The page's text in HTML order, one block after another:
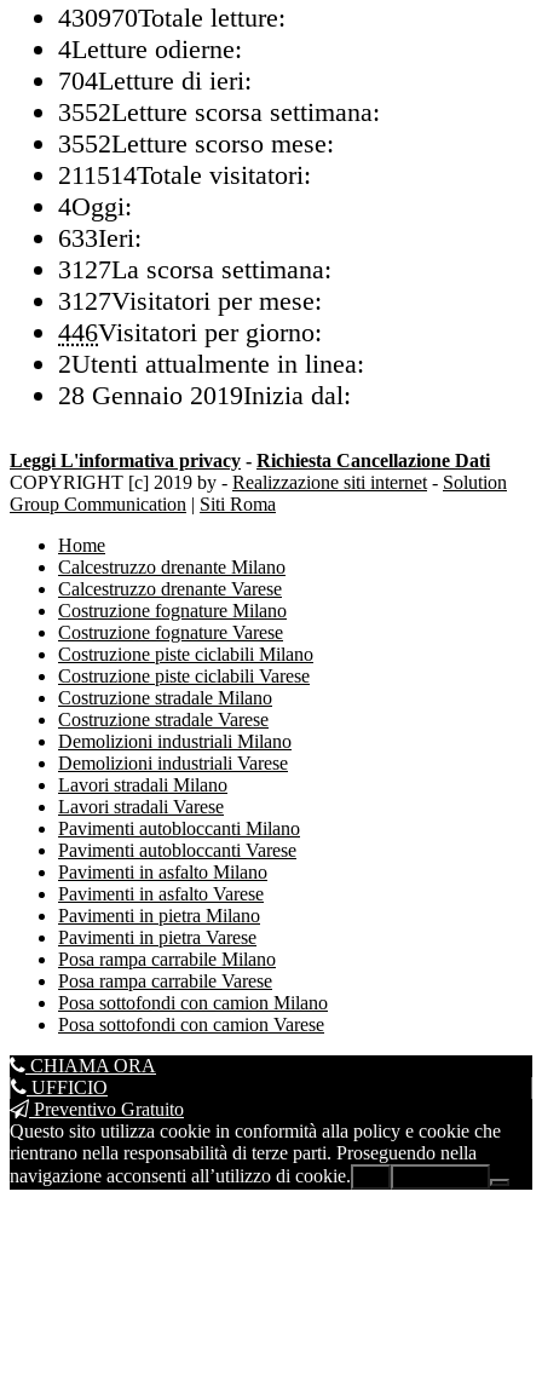
430970Totale letture:
4Letture odierne:
704Letture di ieri:
3552Letture scorsa settimana:
3552Letture scorso mese:
211514Totale visitatori:
4Oggi:
633Ieri:
3127La scorsa settimana:
3127Visitatori per mese:
446Visitatori per giorno:
2Utenti attualmente in linea:
28 Gennaio 2019Inizia dal:
Leggi L'informativa privacy - Richiesta Cancellazione Dati
COPYRIGHT [c] 2019 by - Realizzazione siti internet - Solution
Group Communication | Siti Roma
Home
Calcestruzzo drenante Milano
Calcestruzzo drenante Varese
Costruzione fognature Milano
Costruzione fognature Varese
Costruzione piste ciclabili Milano
Costruzione piste ciclabili Varese
Costruzione stradale Milano
Costruzione stradale Varese
Demolizioni industriali Milano
Demolizioni industriali Varese
Lavori stradali Milano
Lavori stradali Varese
Pavimenti autobloccanti Milano
Pavimenti autobloccanti Varese
Pavimenti in asfalto Milano
Pavimenti in asfalto Varese
Pavimenti in pietra Milano
Pavimenti in pietra Varese
Posa rampa carrabile Milano
Posa rampa carrabile Varese
Posa sottofondi con camion Milano
Posa sottofondi con camion Varese
CHIAMA ORA
UFFICIO
Preventivo Gratuito
Questo sito utilizza cookie in conformità alla policy e cookie che
rientrano nella responsabilità di terze parti. Proseguendo nella
navigazione acconsenti all’utilizzo di cookie.